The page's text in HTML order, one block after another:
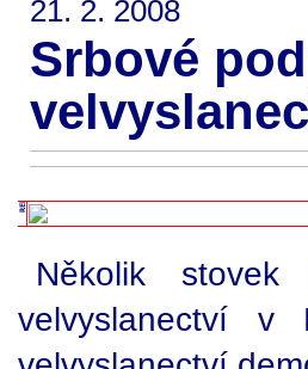
21. 2. 2008
Srbové
Několik stovek
velvyslanectví